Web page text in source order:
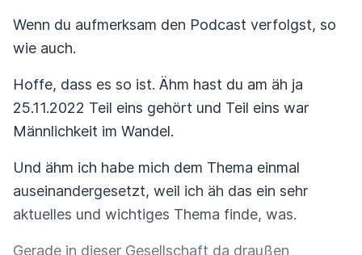
Wenn du aufmerksam den Podcast verfolgst, so
wie auch.
Hoffe, dass es so ist. Ähm hast du am äh ja
25.11.2022 Teil eins gehört und Teil eins war
Männlichkeit im Wandel.
Und ähm ich habe mich dem Thema einmal
auseinandergesetzt, weil ich äh das ein sehr
aktuelles und wichtiges Thema finde, was.
Gerade in dieser Gesellschaft da draußen